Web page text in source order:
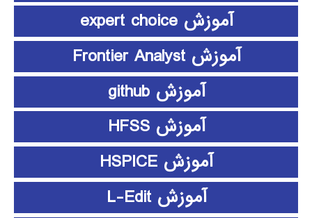
آموزش expert choice
آموزش Frontier Analyst
آموزش github
آموزش HFSS
آموزش HSPICE
آموزش L-Edit